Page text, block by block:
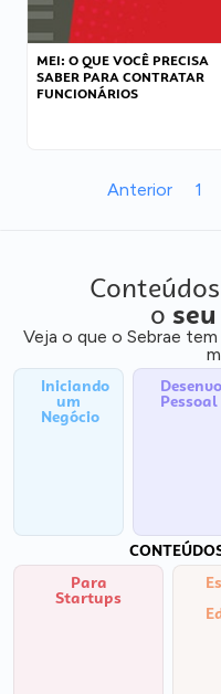
MEI: O QUE VOCÊ PRECISA
SABER PARA CONTRATAR
FUNCIONÁRIOS
Anterior 1
o
Veja o que o Sebrae
Iniciando
um
Negócio
Pessoal
Para
Startups